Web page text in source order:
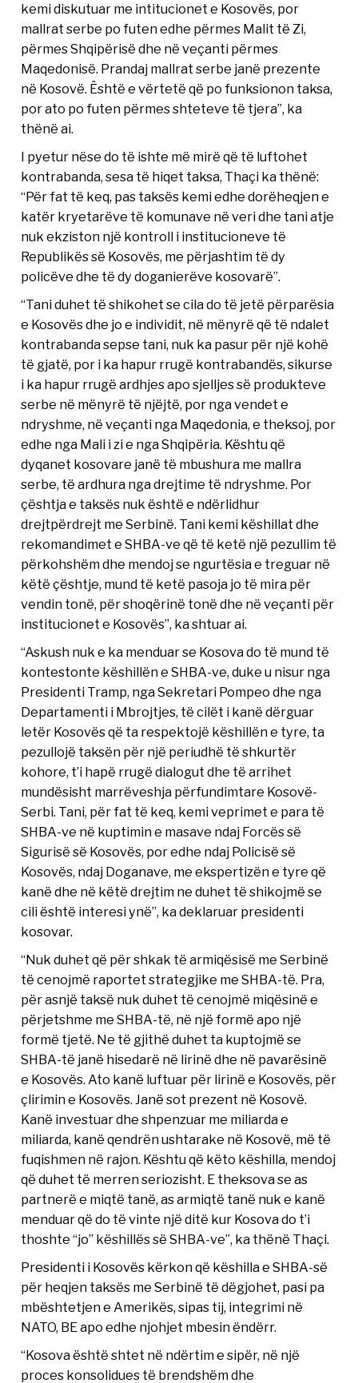
kemi diskutuar me intitucionet e Kosovës, por
mallrat serbe po futen edhe përmes Malit të Zi,
përmes Shqipërisë dhe në veçanti përmes
Maqedonisë. Prandaj mallrat serbe janë prezente
në Kosovë. Është e vërtetë që po funksionon taksa,
por ato po futen përmes shteteve të tjera”, ka
thënë ai.
I pyetur nëse do të ishte më mirë që të luftohet
kontrabanda, sesa të hiqet taksa, Thaçi ka thënë:
“Për fat të keq, pas taksës kemi edhe dorëheqjen e
katër kryetarëve të komunave në veri dhe tani atje
nuk ekziston një kontroll i institucioneve të
Republikës së Kosovës, me përjashtim të dy
policëve dhe të dy doganierëve kosovarë”.
“Tani duhet të shikohet se cila do të jetë përparësia
e Kosovës dhe jo e individit, në mënyrë që të ndalet
kontrabanda sepse tani, nuk ka pasur për një kohë
të gjatë, por i ka hapur rrugë kontrabandës, sikurse
i ka hapur rrugë ardhjes apo sjelljes së produkteve
serbe në mënyrë të njëjtë, por nga vendet e
ndryshme, në veçanti nga Maqedonia, e theksoj, por
edhe nga Mali i zi e nga Shqipëria. Kështu që
dyqanet kosovare janë të mbushura me mallra
serbe, të ardhura nga drejtime të ndryshme. Por
çështja e taksës nuk është e ndërlidhur
drejtpërdrejt me Serbinë. Tani kemi këshillat dhe
rekomandimet e SHBA-ve që të ketë një pezullim të
përkohshëm dhe mendoj se ngurtësia e treguar në
këtë çështje, mund të ketë pasoja jo të mira për
vendin tonë, për shoqërinë tonë dhe në veçanti për
institucionet e Kosovës”, ka shtuar ai.
“Askush nuk e ka menduar se Kosova do të mund të
kontestonte këshillën e SHBA-ve, duke u nisur nga
Presidenti Tramp, nga Sekretari Pompeo dhe nga
Departamenti i Mbrojtjes, të cilët i kanë dërguar
letër Kosovës që ta respektojë këshillën e tyre, ta
pezullojë taksën për një periudhë të shkurtër
kohore, t’i hapë rrugë dialogut dhe të arrihet
mundësisht marrëveshja përfundimtare Kosovë-
Serbi. Tani, për fat të keq, kemi veprimet e para të
SHBA-ve në kuptimin e masave ndaj Forcës së
Sigurisë së Kosovës, por edhe ndaj Policisë së
Kosovës, ndaj Doganave, me ekspertizën e tyre që
kanë dhe në këtë drejtim ne duhet të shikojmë se
cili është interesi ynë”, ka deklaruar presidenti
kosovar.
“Nuk duhet që për shkak të armiqësisë me Serbinë
të cenojmë raportet strategjike me SHBA-të. Pra,
për asnjë taksë nuk duhet të cenojmë miqësinë e
përjetshme me SHBA-të, në një formë apo një
formë tjetë. Ne të gjithë duhet ta kuptojmë se
SHBA-të janë hisedarë në lirinë dhe në pavarësinë
e Kosovës. Ato kanë luftuar për lirinë e Kosovës, për
çlirimin e Kosovës. Janë sot prezent në Kosovë.
Kanë investuar dhe shpenzuar me miliarda e
miliarda, kanë qendrën ushtarake në Kosovë, më të
fuqishmen në rajon. Kështu që këto këshilla, mendoj
që duhet të merren seriozisht. E theksova se as
partnerë e miqtë tanë, as armiqtë tanë nuk e kanë
menduar që do të vinte një ditë kur Kosova do t’i
thoshte “jo” këshillës së SHBA-ve”, ka thënë Thaçi.
Presidenti i Kosovës kërkon që këshilla e SHBA-së
për heqjen taksës me Serbinë të dëgjohet, pasi pa
mbështetjen e Amerikës, sipas tij, integrimi në
NATO, BE apo edhe njohjet mbesin ëndërr.
“Kosova është shtet në ndërtim e sipër, në një
proces konsolidues të brendshëm dhe